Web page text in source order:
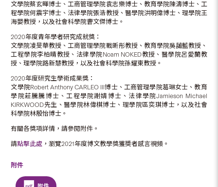
文學院蔡玄暉博士、工商管理學院袁志樂博士、教育學院陳濤博士、工
程學院何震宇博士、法律學院張浩教授、醫學院洪明偉博士、理學院王
海嬰教授，以及社會科學院曹文傑博士。
2020年度青年學者研究成就獎：
文學院凌旻華教授、工商管理學院戰昕彤教授、教育學院吳藹藍教授、
工程學院李柏晴教授、法律學院Noam NOKED教授、醫學院呂愛蘭教
授、理學院路新慧教授，以及社會科學院孫耀東教授。
2020年度研究生學術成果獎：
文學院Robert Anthony CARLEO III博士、工商管理學院葛琳女士、教育
學院莊騰騰博士、工程學院謝婧博士、法律學院Jamieson Michael
KIRKWOOD先生、醫學院林偉棋博士、理學院區奕琪博士，以及社會
科學院林殷怡博士。
有關各獎項詳情，請參閱附件。
請點擊此處 ，瀏覽2021年度博文教學獎獲奬者感言視頻。
附件